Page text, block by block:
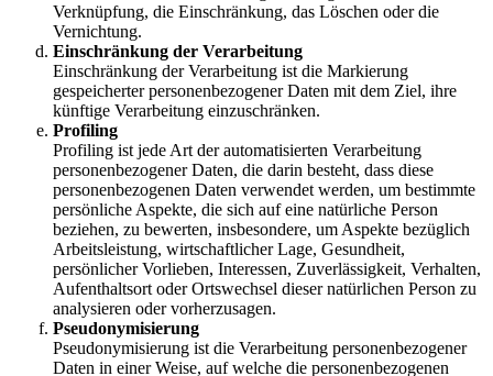
Verknüpfung, die Einschränkung, das Löschen oder die
Vernichtung.
Einschränkung der Verarbeitung
Einschränkung der Verarbeitung ist die Markierung
gespeicherter personenbezogener Daten mit dem Ziel, ihre
künftige Verarbeitung einzuschränken.
Profiling
Profiling ist jede Art der automatisierten Verarbeitung
personenbezogener Daten, die darin besteht, dass diese
personenbezogenen Daten verwendet werden, um bestimmte
persönliche Aspekte, die sich auf eine natürliche Person
beziehen, zu bewerten, insbesondere, um Aspekte bezüglich
Arbeitsleistung, wirtschaftlicher Lage, Gesundheit,
persönlicher Vorlieben, Interessen, Zuverlässigkeit, Verhalten,
Aufenthaltsort oder Ortswechsel dieser natürlichen Person zu
analysieren oder vorherzusagen.
Pseudonymisierung
Pseudonymisierung ist die Verarbeitung personenbezogener
Daten in einer Weise, auf welche die personenbezogenen